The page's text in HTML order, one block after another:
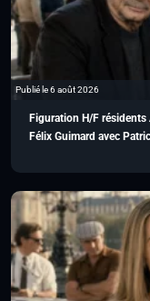
Publié le 6 août 2026
Figuration H/F résidents
Félix Guimard avec